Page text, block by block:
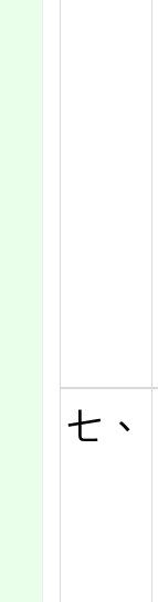
七、